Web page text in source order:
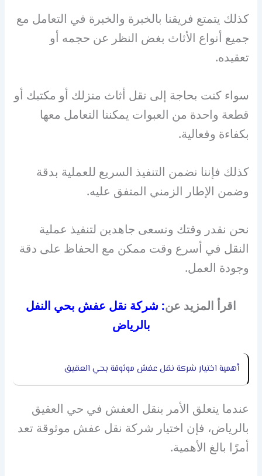
كذلك يتمتع فريقنا بالخبرة والخبرة في التعامل مع
جميع أنواع الأثاث بغض النظر عن حجمه أو
تعقيده.
سواء كنت بحاجة إلى نقل أثاث منزلك أو مكتبك أو
قطعة واحدة من العبوات يمكننا التعامل معها
بكفاءة وفعالية.
كذلك فإننا نضمن التنفيذ السريع للعملية بدقة
وضمن الإطار الزمني المتفق عليه.
نحن نقدر وقتك ونسعى جاهدين لتنفيذ عملية
النقل في أسرع وقت ممكن مع الحفاظ على دقة
وجودة العمل.
اقرأ المزيد عن: شركة نقل عفش بحي النفل
بالرياض
أهمية اختيار شركة نقل عفش موثوقة بحي العقيق
عندما يتعلق الأمر بنقل العفش في حي العقيق
بالرياض، فإن اختيار شركة نقل عفش موثوقة تعد
أمرًا بالغ الأهمية.